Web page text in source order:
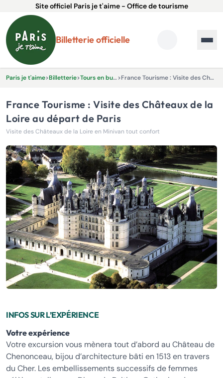
Site officiel Paris je t'aime - Office de tourisme
Billetterie officielle
Paris je t'aime>Billetterie> Tours en bus et Excursions> France Tourisme : Visite des Châteaux de la Loire au départ de Paris
France Tourisme : Visite des Châteaux de la
Loire au départ de Paris
Visite des Châteaux de la Loire en Minivan tout confort
INFOS SUR L’EXPÉRIENCE
Votre expérience
Votre excursion vous mènera tout d’abord au Château de
Chenonceau, bijou d’architecture bâti en 1513 en travers
du Cher. Les embellissements successifs de femmes